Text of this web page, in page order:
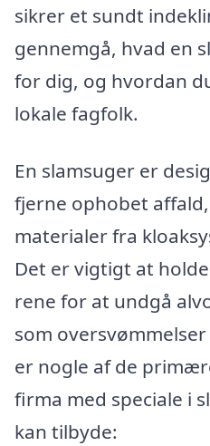
sikrer et sundt
gennemgå, hvad en
for dig, og hvordan
lokale fagfolk.
En slamsuger er
fjerne ophobet
materialer fra
Det er vigtigt at
rene for at undgå
som
er nogle af de
firma med speciale i
kan tilbyde: